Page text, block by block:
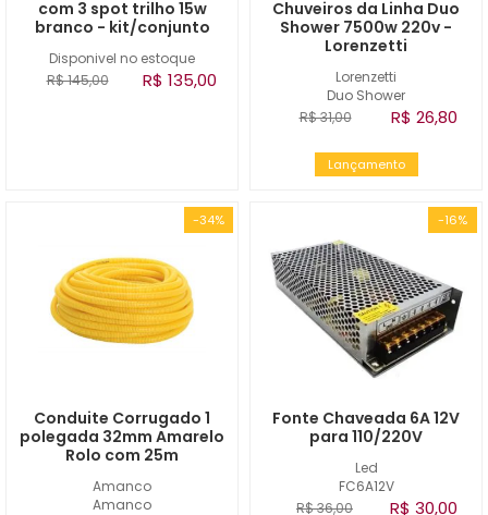
Disponivel no estoque
com 3 spot trilho 15w
branco - kit/conjunto
R$ 145,00 R$ 135,00
Lorenzetti
Duo Shower
Chuveiros da Linha Duo
Shower 7500w 220v -
Lorenzetti
R$ 31,00 R$ 26,80
Lançamento
-34%
Amanco
Amanco
Conduite Corrugado 1
polegada 32mm Amarelo
Rolo com 25m
-16%
Led
FC6A12V
Fonte Chaveada 6A 12V
para 110/220V
R$ 36,00 R$ 30,00